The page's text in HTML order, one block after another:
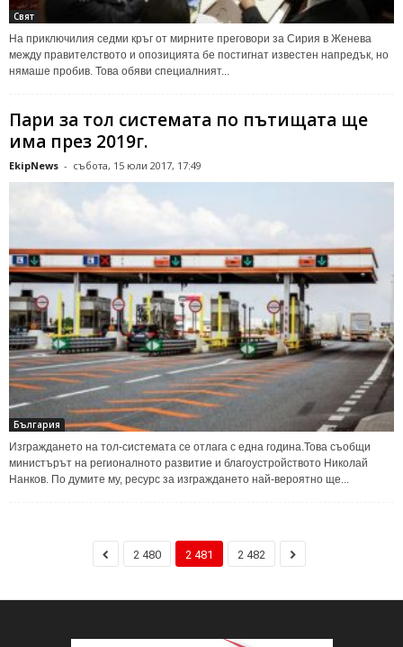
Свят
На приключилия седми кръг от мирните преговори за Сирия в Женева
между правителството и опозицията бе постигнат известен напредък, но
нямаше пробив. Това обяви специалният...
Пари за тол системата по пътищата ще
има през 2019г.
EkipNews - събота, 15 юли 2017, 17:49
България
Изграждането на тол-системата се отлага с една година.Това съобщи
министърът на регионалното развитие и благоустройството Николай
Нанков. По думите му, ресурс за изграждането най-вероятно ще...
2 480 2 481 2 482